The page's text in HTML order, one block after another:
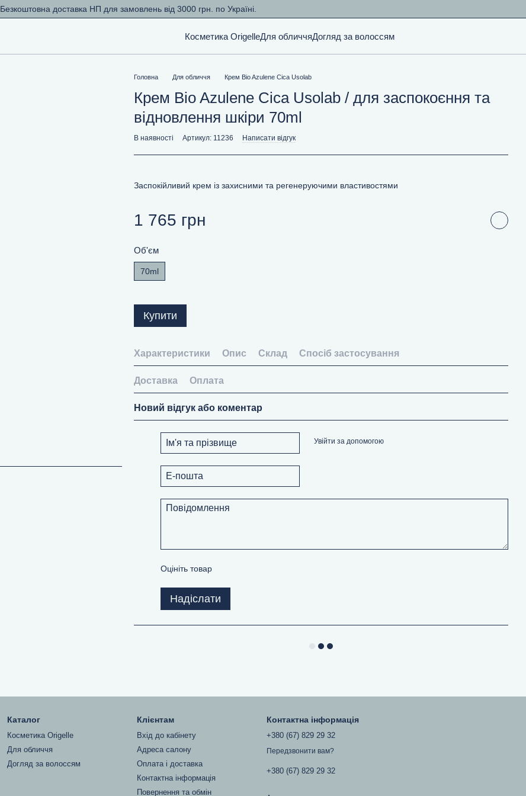
Безкоштовна доставка НП для замовлень від 3000 грн. по Україні.
Косметика OrigelleДля обличчяДогляд за волоссям
Головна Для обличчя Крем Bio Azulene Cica Usolab
Крем Bio Azulene Cica Usolab / для заспокоєння та
відновлення шкіри 70ml
В наявності Артикул: 11236 Написати відгук
Заспокійливий крем із захисними та регенеруючими властивостями
1 765 грн
Об'єм
70ml
Купити
Характеристики Опис Склад Спосіб застосування
Доставка Оплата
Новий відгук або коментар
Увійти за допомогою
Оцініть товар
Надіслати
Каталог
Косметика Origelle
Для обличчя
Догляд за волоссям
Клієнтам
Вхід до кабінету
Адреса салону
Оплата і доставка
Контактна інформація
Повернення та обмін
Контактна інформація
+380 (67) 829 29 32
Передзвонити вам?
+380 (67) 829 29 32